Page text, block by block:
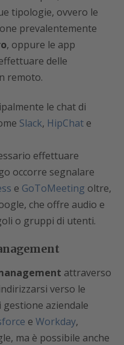
tipologie, ovvero le
prevalentemente
, oppure le app
delle
remoto.
le chat di
Slack, HipChat e
effettuare
occorre segnalare
e GoToMeeting oltre,
che offre audio e
o gruppi di utenti.
attraverso
verso le
aziendale
e Workday,
ma è possibile anche